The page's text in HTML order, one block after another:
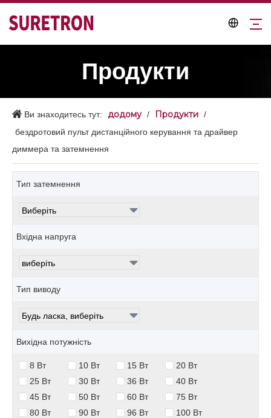
Продукти
Ви знаходитесь тут: додому / Продукти /
бездротовий пульт дистанційного керування та драйвер
диммера та затемнення
Тип затемнення
Вхідна напруга
Тип виводу
Вихідна потужність
8 Вт 10 Вт 15 Вт
20 Вт
25 Вт
30 Вт 36 Вт
40 Вт
45 Вт
50 Вт 60 Вт
75 Вт
80 Вт
90 Вт 96 Вт
100 Вт